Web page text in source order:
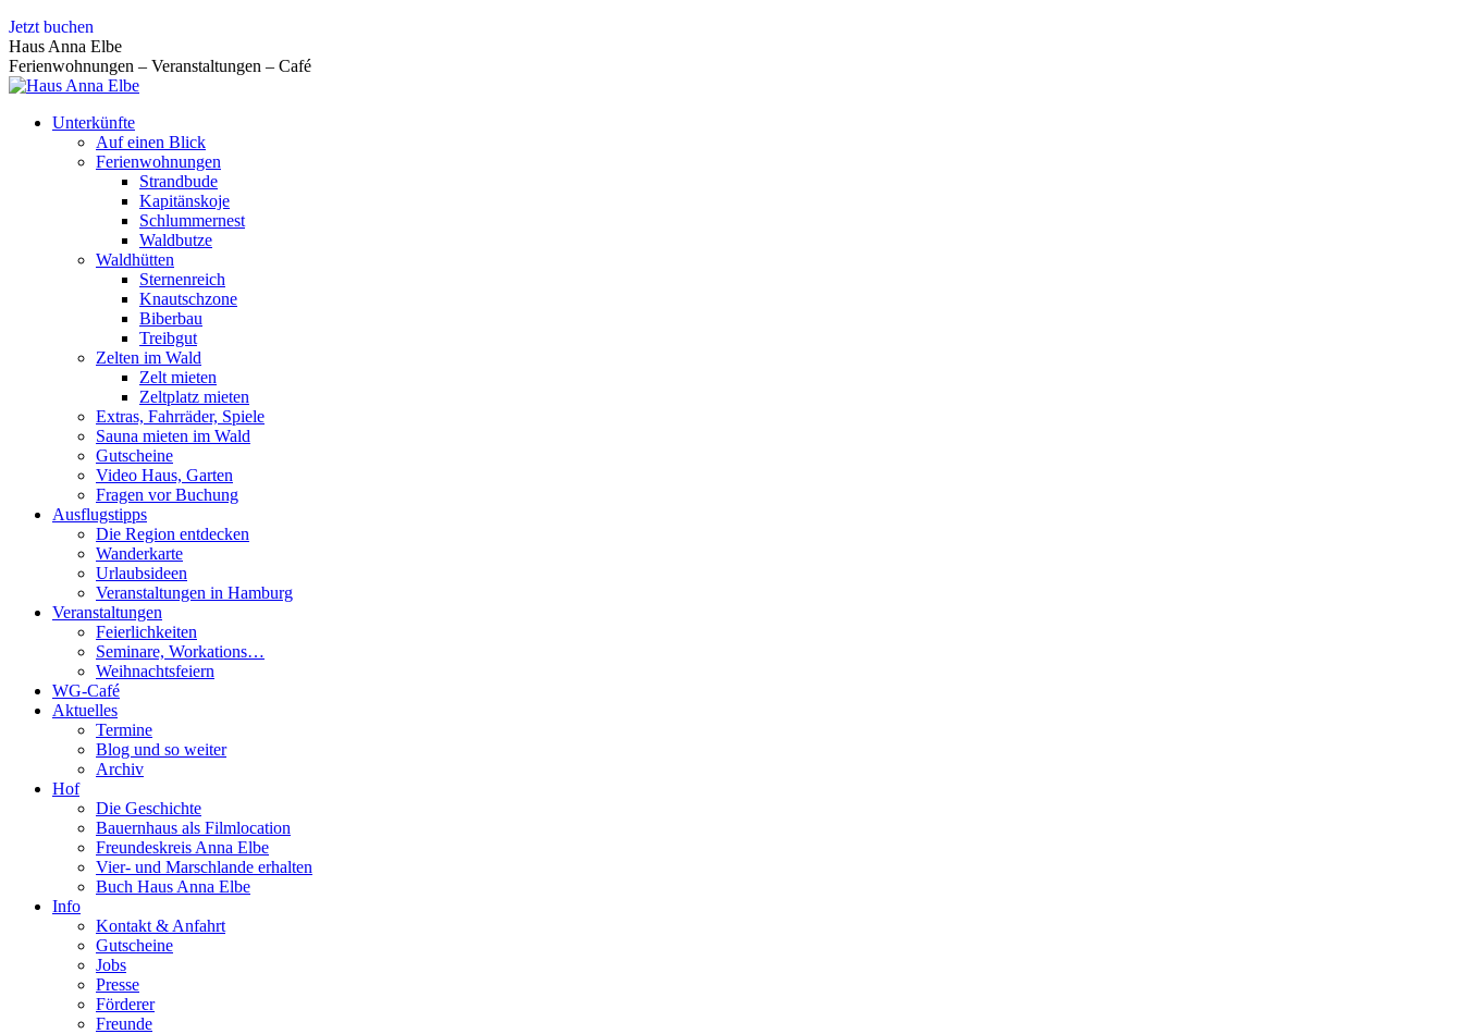
Zum
Inhalt
springen
Jetzt buchen
Haus Anna Elbe
Ferienwohnungen – Veranstaltungen – Café
Unterkünfte
Auf einen Blick
Ferienwohnungen
Strandbude
Kapitänskoje
Schlummernest
Waldbutze
Waldhütten
Sternenreich
Knautschzone
Biberbau
Treibgut
Zelten im Wald
Zelt mieten
Zeltplatz mieten
Extras, Fahrräder, Spiele
Sauna mieten im Wald
Gutscheine
Video Haus, Garten
Fragen vor Buchung
Ausflugstipps
Die Region entdecken
Wanderkarte
Urlaubsideen
Veranstaltungen in Hamburg
Veranstaltungen
Feierlichkeiten
Seminare, Workations…
Weihnachtsfeiern
WG-Café
Aktuelles
Termine
Blog und so weiter
Archiv
Hof
Die Geschichte
Bauernhaus als Filmlocation
Freundeskreis Anna Elbe
Vier- und Marschlande erhalten
Buch Haus Anna Elbe
Info
Kontakt & Anfahrt
Gutscheine
Jobs
Presse
Förderer
Freunde